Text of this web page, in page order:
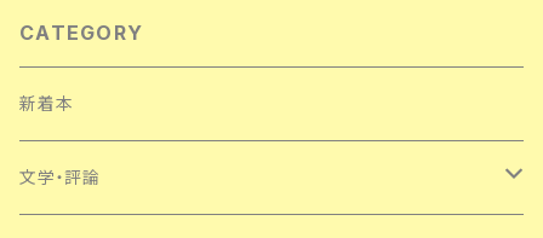
CATEGORY
新着本
文学・評論